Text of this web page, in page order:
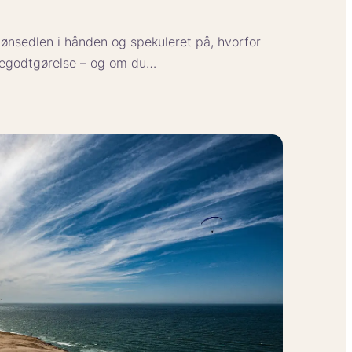
i hånden og spekuleret på, hvorfor
– og om du…